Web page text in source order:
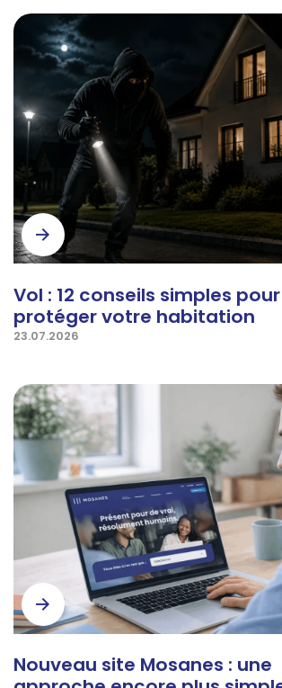
Vol : 12 conseils simples
protéger votre habitation
23.07.2026
Nouveau site Mosanes : une